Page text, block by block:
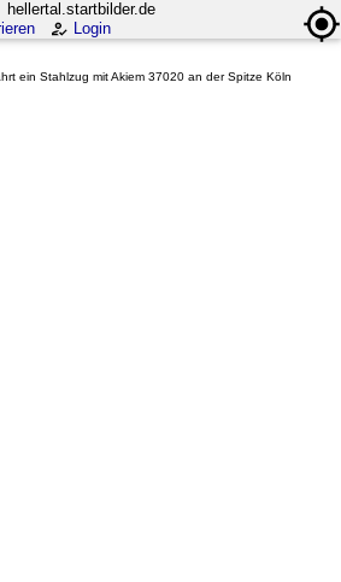
hellertal.startbilder.de
Login
ein Stahlzug mit Akiem 37020 an der Spitze Köln